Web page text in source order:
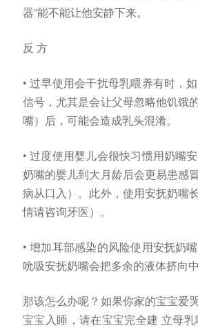
器”能不能让他安静下来。
反 方
• 过早使用会干扰母乳喂养有时，
信号，尤其是会让父母忽略他饥饿
嘴）后，可能会造成乳头混淆。
• 过度使用婴儿会很快习惯用奶嘴
奶嘴的婴儿到大月龄后会更易患感
病从口入）。此外，使用安抚奶嘴
情请咨询牙医）。
• 增加耳部感染的风险使用安抚奶
吮吸安抚奶嘴会把多余的液体挤向
那该怎么办呢？如果你家的宝宝爱
宝宝入睡，请在宝宝完全建 立母